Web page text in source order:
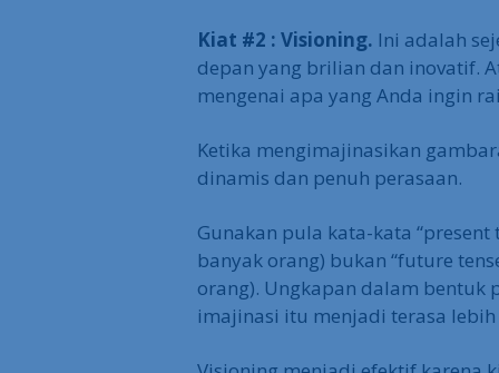
Kiat #2 : Visioning. Ini adalah
depan yang brilian dan inovatif.
mengenai apa yang Anda ingin
Ketika mengimajinasikan
dinamis dan penuh perasaan.
Gunakan pula kata-kata
banyak orang) bukan “future
orang). Ungkapan dalam bentuk
imajinasi itu menjadi terasa lebih